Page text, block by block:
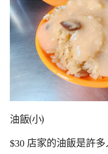
油飯(小)
$30 店家的油飯是許